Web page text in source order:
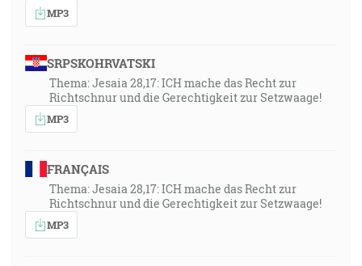
MP3
SRPSKOHRVATSKI
Thema: Jesaia 28,17: ICH mache das Recht zur
Richtschnur und die Gerechtigkeit zur Setzwaage!
MP3
FRANÇAIS
Thema: Jesaia 28,17: ICH mache das Recht zur
Richtschnur und die Gerechtigkeit zur Setzwaage!
MP3